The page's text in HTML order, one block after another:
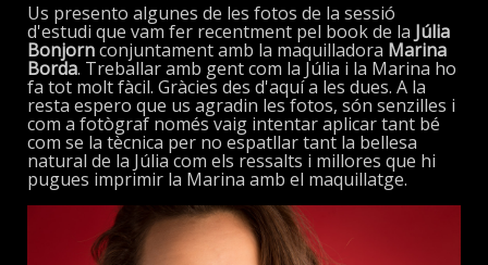
Us presento algunes de les fotos de la sessió
d'estudi que vam fer recentment pel book de la Júlia
Bonjornconjuntament amb la maquilladora Marina
Borda. Treballar amb gent com la Júlia i la Marina ho
fa tot molt fàcil. Gràcies des d'aquí a les dues. A la
resta espero que us agradin les fotos, són senzilles i
com a fotògraf només vaig intentar aplicar tant bé
com se la tècnica per no espatllar tant la bellesa
natural de la Júlia com els ressalts i millores que hi
pugues imprimir la Marina amb el maquillatge.